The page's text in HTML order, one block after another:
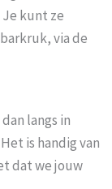
kunt ze
via de
langs in
is handig van
dat we jouw